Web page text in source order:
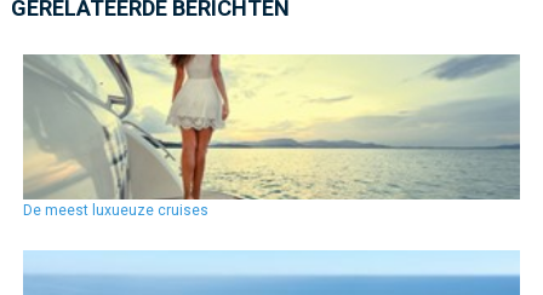
GERELATEERDE BERICHTEN
De meest luxueuze cruises